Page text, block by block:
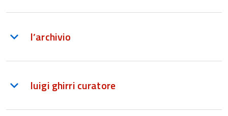
l’archivio
luigi ghirri curatore